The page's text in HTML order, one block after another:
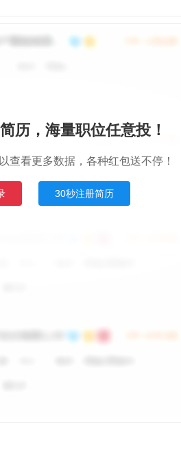
历，海量职位任意投！
查看更多数据，各种红包送不停！
30秒注册简历